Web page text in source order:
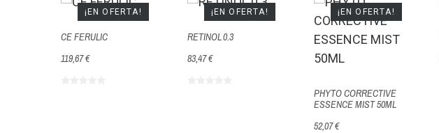
CE FERULIC
119,67 €
¡EN OFERTA!
RETINOL 0.3
83,47 €
¡EN OFERTA!
PHYTO CORRECTIVE
ESSENCE MIST 50ML
52,07 €
¡EN OFERTA!